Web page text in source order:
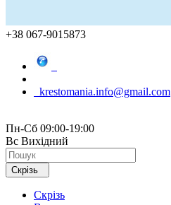
+38 067-9015873
krestomania.info@gmail.com
Пн-Сб 09:00-19:00
Вс Вихідний
Скрізь
Скрізь